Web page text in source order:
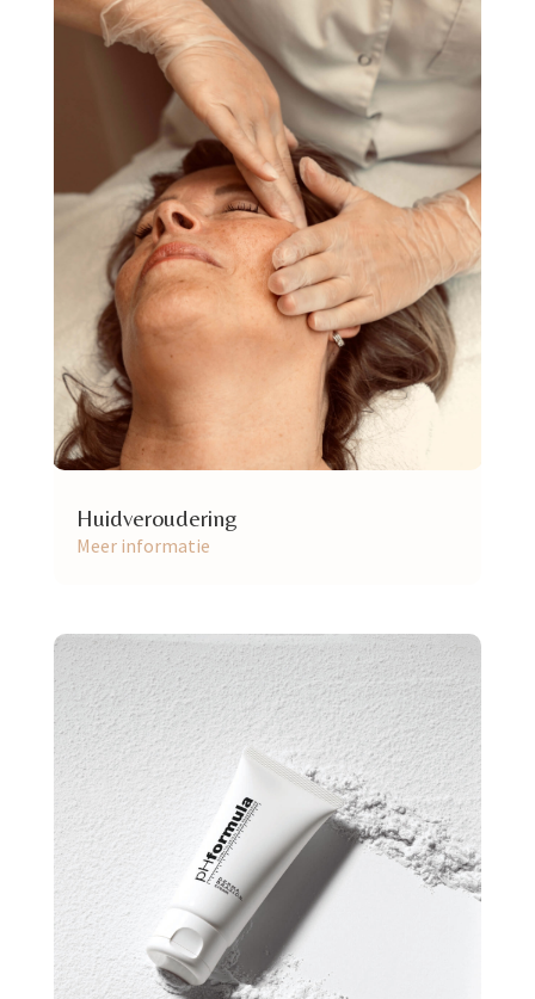
Huidveroudering
Meer informatie